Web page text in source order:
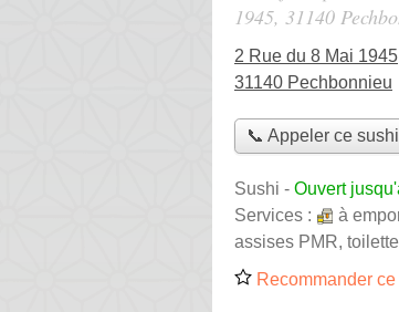
1945, 31140
2 Rue du 8 Mai 1945
31140 Pechbonnieu
📞 Appeler ce sushi
Sushi - Ouvert
Services :
à
assises PMR,
Recommander